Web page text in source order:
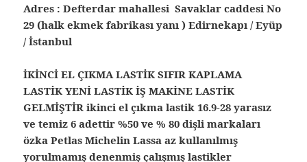
Adres : Defterdar mahallesi Savaklar caddesi No
29 (halk ekmek fabrikası yanı ) Edirnekapı / Eyüp
/ İstanbul
İKİNCİ EL ÇIKMA LASTİK SIFIR KAPLAMA
LASTİK YENİ LASTİK İŞ MAKİNE LASTİK
GELMİŞTİR ikinci el çıkma lastik 16.9-28 yarasız
ve temiz 6 adettir %50 ve % 80 dişli markaları
özka Petlas Michelin Lassa az kullanılmış
yorulmamış denenmiş çalışmış lastikler